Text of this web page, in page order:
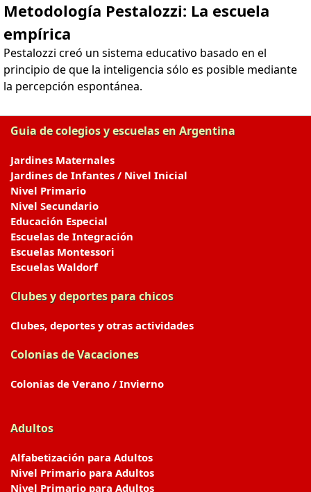
Metodología Pestalozzi: La escuela
empírica
Pestalozzi creó un sistema educativo basado en el
principio de que la inteligencia sólo es posible mediante
la percepción espontánea.
Guia de colegios y escuelas en Argentina
Jardines Maternales
Jardines de Infantes / Nivel Inicial
Nivel Primario
Nivel Secundario
Educación Especial
Escuelas de Integración
Escuelas Montessori
Escuelas Waldorf
Clubes y deportes para chicos
Clubes, deportes y otras actividades
Colonias de Vacaciones
Colonias de Verano / Invierno
Adultos
Alfabetización para Adultos
Nivel Primario para Adultos
Nivel Primario para Adultos